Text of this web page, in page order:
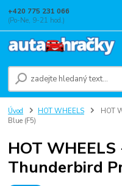
+420 775 231 066
(Po-Ne, 9-21 hod.)
Úvod HOT WHEELS
HOT
Blue (F5)
HOT
Thunderbird